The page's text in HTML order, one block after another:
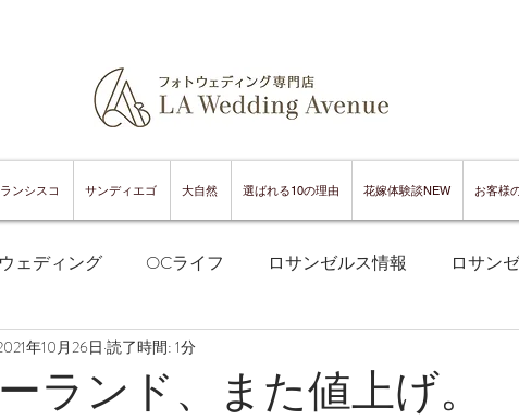
ンシスコ サンディエゴ 大自然 選ばれる10の理由 花嫁体験談NEW お客様
ェディング OCライフ ロサンゼルス情報 ロサン
ンシスコフォトウェディング
ランド、また値上げ。
年10月26日 読了時間: 1分